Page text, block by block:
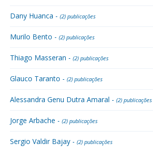
Dany Huanca - (2) publicações
Murilo Bento - (2) publicações
Thiago Masseran - (2) publicações
Glauco Taranto - (2) publicações
Alessandra Genu Dutra Amaral - (2) publicações
Jorge Arbache - (2) publicações
Sergio Valdir Bajay - (2) publicações